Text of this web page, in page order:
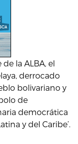
la ALBA, el
derrocado
bolivariano y
de
democrática
y del Caribe’.